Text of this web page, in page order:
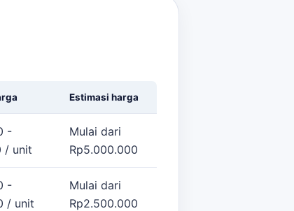
Estimasi harga
-
/ unit
Mulai dari
Rp5.000.000
-
/ unit
Mulai dari
Rp2.500.000